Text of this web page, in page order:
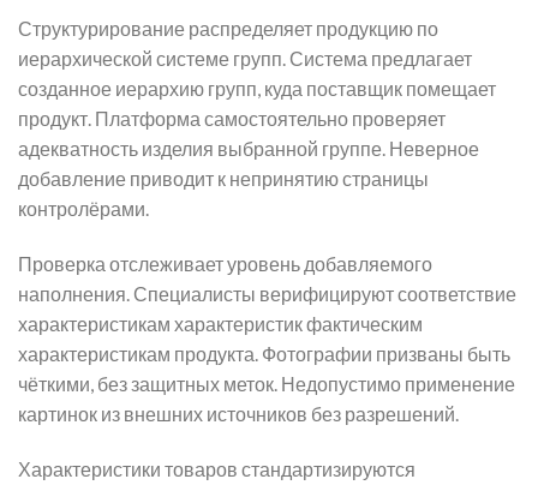
Структурирование распределяет продукцию по
иерархической системе групп. Система предлагает
созданное иерархию групп, куда поставщик помещает
продукт. Платформа самостоятельно проверяет
адекватность изделия выбранной группе. Неверное
добавление приводит к непринятию страницы
контролёрами.
Проверка отслеживает уровень добавляемого
наполнения. Специалисты верифицируют соответствие
характеристикам характеристик фактическим
характеристикам продукта. Фотографии призваны быть
чёткими, без защитных меток. Недопустимо применение
картинок из внешних источников без разрешений.
Характеристики товаров стандартизируются